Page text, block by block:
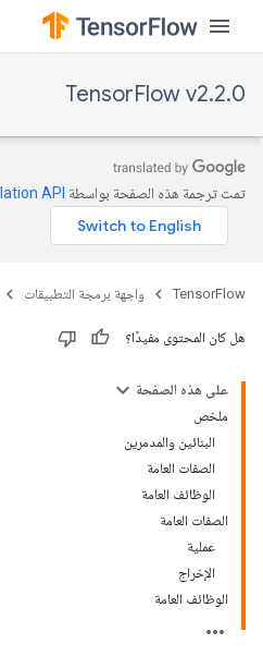
TensorFlow v2.2.0
تمت ترجمة هذه الصفحة بواسطة API‏
TensorFlow واجهة برمجة التطبيقات
هل كان المحتوى مفيدًا؟
على هذه الصفحة
ملخص
البنائين والمدمرين
الصفات العامة
الوظائف العامة
الصفات العامة
عملية
الإخراج
الوظائف العامة